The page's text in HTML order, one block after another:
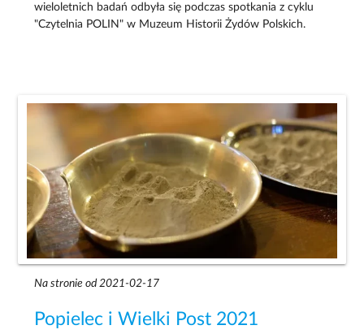
wieloletnich badań odbyła się podczas spotkania z cyklu
"Czytelnia POLIN" w Muzeum Historii Żydów Polskich.
Na stronie od 2021-02-17
Popielec i Wielki Post 2021